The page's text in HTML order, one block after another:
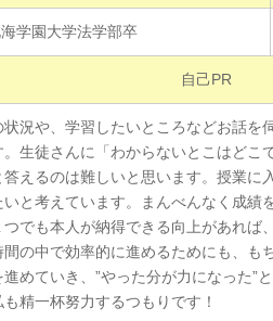
学園大学法学部卒
自己PR
況や、学習したいところなどお話を
生徒さんに「わからないとこはどこ
えるのは難しいと思います。授業に
と考えています。まんべんなく成績
つでも本人が納得できる向上があれば
の中で効率的に進めるためにも、も
めていき、”やった分が力になった”
精一杯努力するつもりです！